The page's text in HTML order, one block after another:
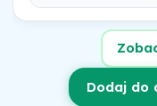
Dodaj do